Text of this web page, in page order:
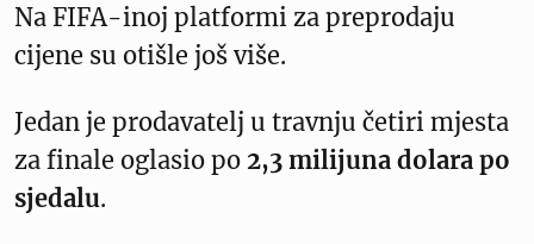
Na FIFA-inoj platformi za preprodaju
cijene su otišle još više.
Jedan je prodavatelj u travnju četiri mjesta
za finale oglasio po 2,3 milijuna dolara po
sjedalu.